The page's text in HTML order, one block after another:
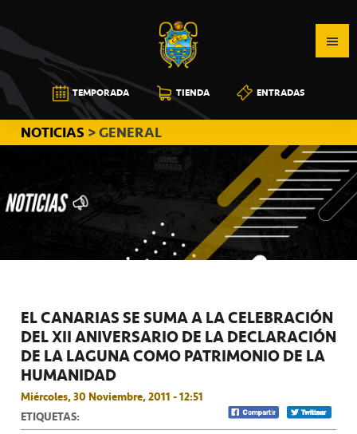
a
la
navegación
principal
al
contenido
principal
a
la
barra
lateral
principal
CB
CANARIAS
TEMPORADA TIENDA ENTRADAS
NOTICIAS > GENERAL
EL CANARIAS SE SUMA A LA CELEBRACIÓN
DEL XII ANIVERSARIO DE LA DECLARACIÓN
DE LA LAGUNA COMO PATRIMONIO DE LA
HUMANIDAD
Miércoles, 30 Noviembre, 2011 - 12:51
ETIQUETAS: